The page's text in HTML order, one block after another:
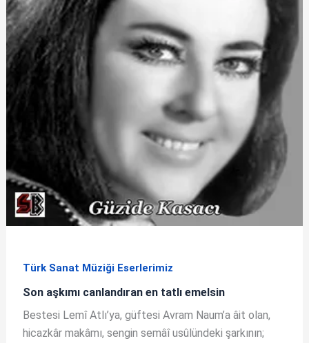
Türk Sanat Müziği Eserlerimiz
Son aşkımı canlandıran en tatlı emelsin
Bestesi Lemî Atlı’ya, güftesi Avram Naum’a âit olan,
hicazkâr makâmı, sengin semâî usûlündeki şarkının;